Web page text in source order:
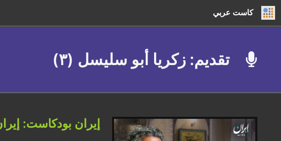
كاست عربي
تقديم: زكريا أبو سليسل (٣)
إيران بودكاست: